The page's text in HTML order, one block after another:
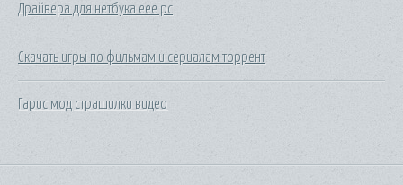
Драйвера для нетбука еее рс
Скачать игры по фильмам и сериалам торрент
Гарис мод страшилки видео